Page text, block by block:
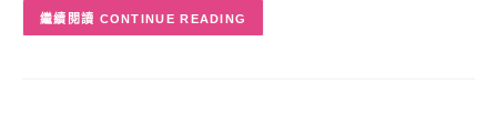
CONTINUE READING